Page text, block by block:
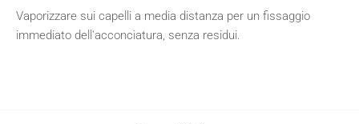
Vaporizzare sui capelli a media distanza per un fissaggio
immediato dell'acconciatura, senza residui.